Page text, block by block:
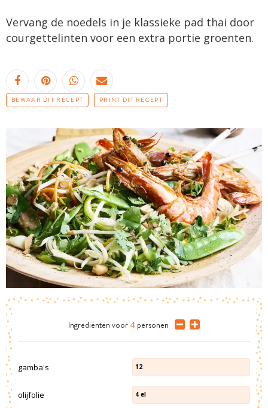
Vervang de noedels in je klassieke pad thai door
courgettelinten voor een extra portie groenten.
BEWAAR DIT RECEPT PRINT DIT RECEPT
Ingrediënten voor 4 personen
gamba's 12
olijfolie 4 el